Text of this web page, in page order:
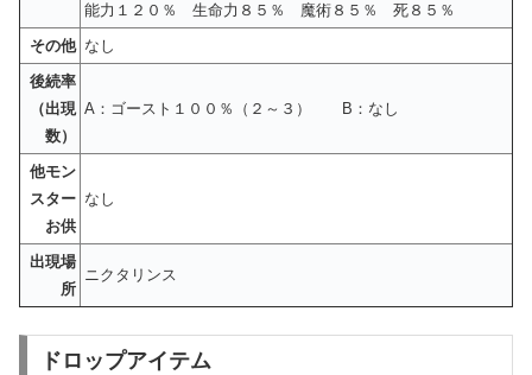
能力１２０％ 生命力８５％ 魔術８５％ 死８５％
その他 なし
後続率
（出現
数）
A：ゴースト１００％（２～３） B：なし
他モン
スター
お供
なし
出現場
所
ニクタリンス
ドロップアイテム